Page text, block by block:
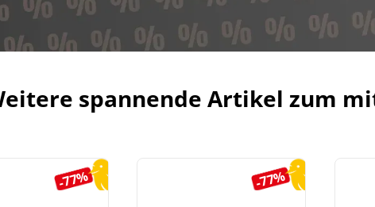
spannende Artikel zum
-77% -77%